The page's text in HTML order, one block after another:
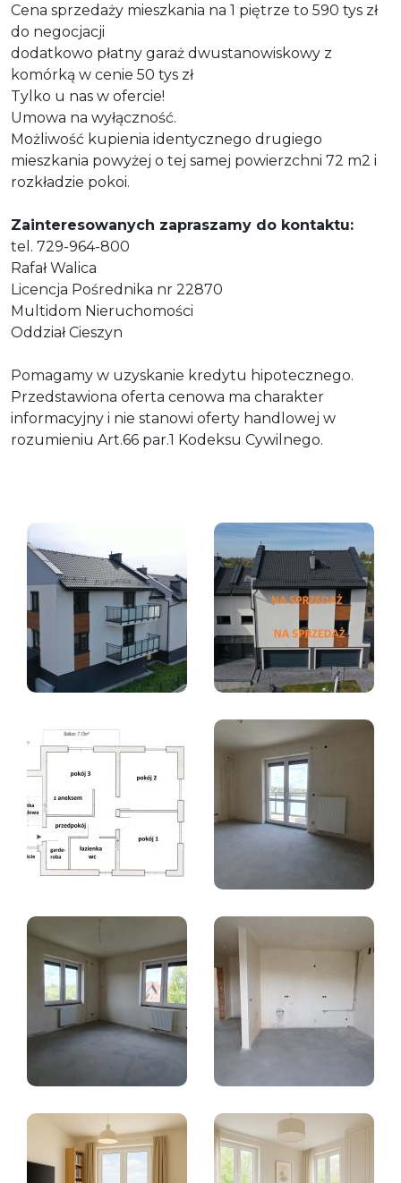
Cena sprzedaży mieszkania na 1 piętrze to 590 tys zł
do negocjacji
dodatkowo płatny garaż dwustanowiskowy z
komórką w cenie 50 tys zł
Tylko u nas w ofercie!
Umowa na wyłączność.
Możliwość kupienia identycznego drugiego
mieszkania powyżej o tej samej powierzchni 72 m2 i
rozkładzie pokoi.
Zainteresowanych zapraszamy do kontaktu:
tel. 729-964-800
Rafał Walica
Licencja Pośrednika nr 22870
Multidom Nieruchomości
Oddział Cieszyn
Pomagamy w uzyskanie kredytu hipotecznego.
Przedstawiona oferta cenowa ma charakter
informacyjny i nie stanowi oferty handlowej w
rozumieniu Art.66 par.1 Kodeksu Cywilnego.